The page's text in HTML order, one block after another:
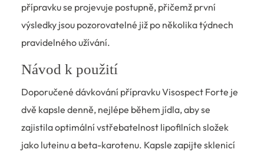
přípravku se projevuje postupně, přičemž první
výsledky jsou pozorovatelné již po několika týdnech
pravidelného užívání.
Návod k použití
Doporučené dávkování přípravku Visospect Forte je
dvě kapsle denně, nejlépe během jídla, aby se
zajistila optimální vstřebatelnost lipofilních složek
jako luteinu a beta-karotenu. Kapsle zapijte sklenicí